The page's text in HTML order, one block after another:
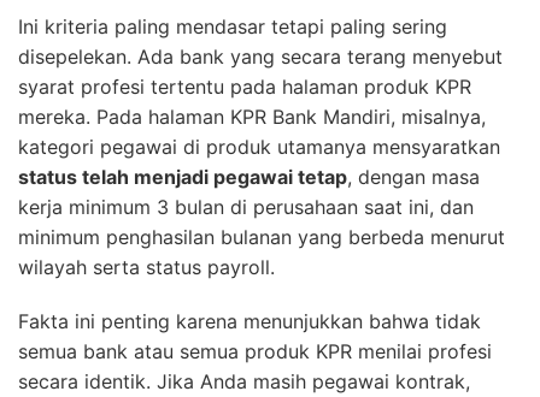
Ini kriteria paling mendasar tetapi paling sering
disepelekan. Ada bank yang secara terang menyebut
syarat profesi tertentu pada halaman produk KPR
mereka. Pada halaman KPR Bank Mandiri, misalnya,
kategori pegawai di produk utamanya mensyaratkan
status telah menjadi pegawai tetap, dengan masa
kerja minimum 3 bulan di perusahaan saat ini, dan
minimum penghasilan bulanan yang berbeda menurut
wilayah serta status payroll.
Fakta ini penting karena menunjukkan bahwa tidak
semua bank atau semua produk KPR menilai profesi
secara identik. Jika Anda masih pegawai kontrak,